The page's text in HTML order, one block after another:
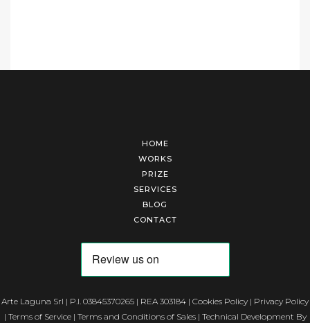
HOME
WORKS
PRIZE
SERVICES
BLOG
CONTACT
Arte Laguna Srl | P.I. 03845370265 | REA 303184 | Cookies Policy | Privacy Policy
| Terms of Service| Terms and Conditions of Sales| Technical Development By